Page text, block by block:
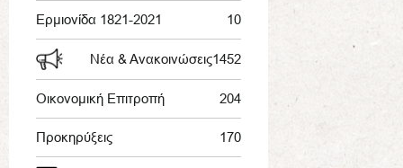
Ερμιονίδα 1821-2021 10
Νέα & Ανακοινώσεις1452
Οικονομική Επιτροπή 204
Προκηρύξεις 170